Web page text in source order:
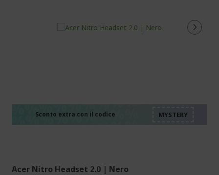
Sconto extra con il codice
Acer Nitro Headset 2.0 | Nero